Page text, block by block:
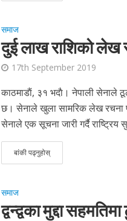
समाज
दुई लाख राशिको लेख
17th September 2019
काठमाडाैं, ३१ भदाै। नेपाली सेनाले
छ। सेनाले खुला सामरिक लेख रचना
सेनाले एक सूचना जारी गर्दै राष्ट्रिय
बांकी पढ्नुहोस्
समाज
द्वन्द्वका मुद्दा